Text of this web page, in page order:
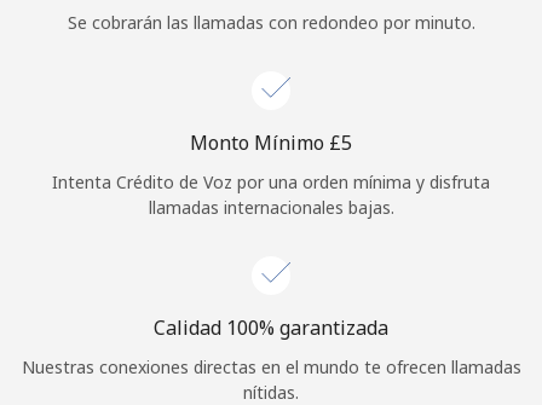
Se cobrarán las llamadas con redondeo por minuto.
Monto Mínimo ⁦£5⁩
Intenta Crédito de Voz por una orden mínima y disfruta
llamadas internacionales bajas.
Calidad 100% garantizada
Nuestras conexiones directas en el mundo te ofrecen llamadas
nítidas.